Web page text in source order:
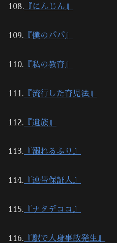
108. 『にんじん』
109. 『僕のパパ』
110. 『私の教育』
111. 『流行した育児法』
112. 『遺族』
113. 『溺れるふり』
114. 『連帯保証人』
115. 『ナタデココ』
116. 『駅で人身事故発生』